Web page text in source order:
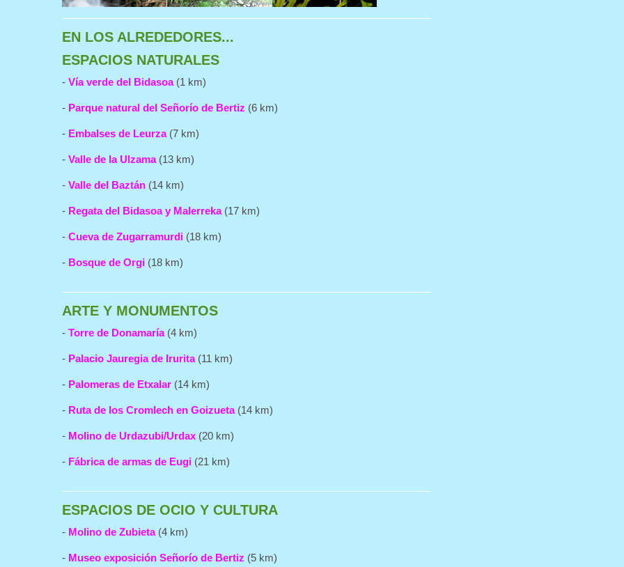
EN LOS ALREDEDORES...
ESPACIOS NATURALES
- Vía verde del Bidasoa(1 km)
- Parque natural del Señorío de Bertiz (6 km)
- Embalses de Leurza (7 km)
- Valle de la Ulzama(13 km)
- Valle del Baztán (14 km)
- Regata del Bidasoa y Malerreka(17 km)
- Cueva de Zugarramurdi (18 km)
- Bosque de Orgi (18 km)
ARTE Y MONUMENTOS
- Torre de Donamaría(4 km)
- Palacio Jauregia de Irurita(11 km)
- Palomeras de Etxalar (14 km)
- Ruta de los Cromlech en Goizueta(14 km)
- Molino de Urdazubi/Urdax (20 km)
- Fábrica de armas de Eugi (21 km)
ESPACIOS DE OCIO Y CULTURA
- Molino de Zubieta(4 km)
- Museo exposición Señorío de Bertiz (5 km)